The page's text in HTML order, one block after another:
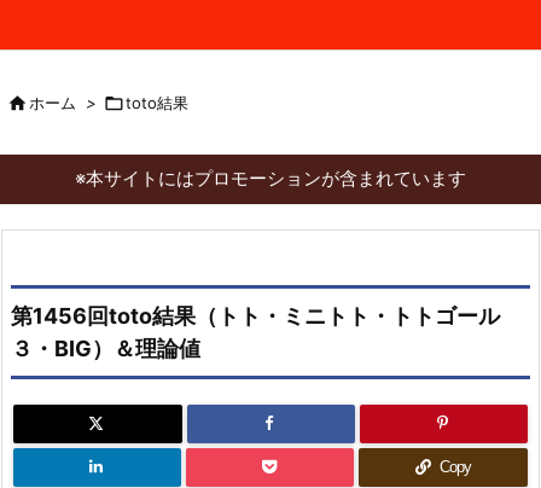
ホーム > toto結果
※本サイトにはプロモーションが含まれています
第1456回toto結果（トト・ミニトト・トトゴール
３・BIG）＆理論値
Copy